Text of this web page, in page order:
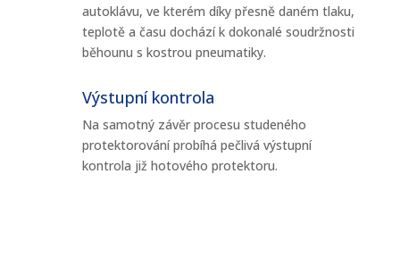
autoklávu, ve kterém díky přesně daném tlaku,
teplotě a času dochází k dokonalé soudržnosti
běhounu s kostrou pneumatiky.
Výstupní kontrola
Na samotný závěr procesu studeného
protektorování probíhá pečlivá výstupní
kontrola již hotového protektoru.